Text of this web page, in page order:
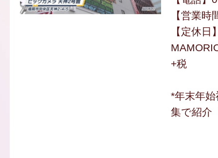
【営業
【定休日
+税
*年末年
集で紹介